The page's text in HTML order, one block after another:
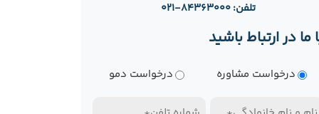
تلفن: ۸۴۳۶۳۰۰۰-۰۲۱
ما در ارتباط باشید
نوع
درخواست مشاوره درخواست دمو
نام
تلفن